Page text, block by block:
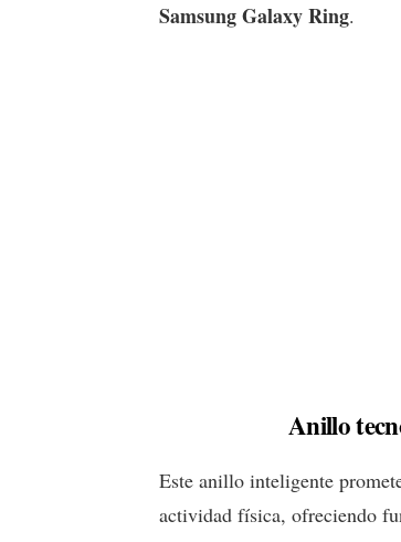
Samsung Galaxy Ring.
Anillo
Este anillo inteligente
actividad física, ofreciendo